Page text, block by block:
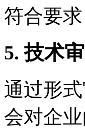
符合要
5. 技术
通过形
会对企